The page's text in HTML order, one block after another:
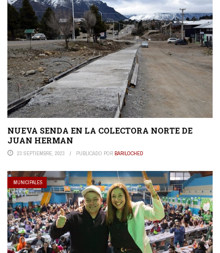
NUEVA SENDA EN LA COLECTORA NORTE DE
JUAN HERMAN
23 SEPTIEMBRE, 2023 PUBLICADO POR BARILOCHED
MUNICIPALES